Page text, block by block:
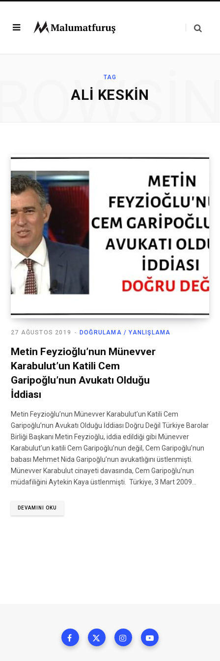
TAG
ALI KESKIN
DOĞRULAMA / YANLIŞLAMA
27 AĞUSTOS 2019
Metin Feyzioğlu’nun Münevver
Karabulut’un Katili Cem
Garipoğlu’nun Avukatı Olduğu
İddiası
Metin Feyzioğlu’nun Münevver Karabulut’un Katili Cem
Garipoğlu’nun Avukatı Olduğu İddiası Doğru Değil Türkiye Barolar
Birliği Başkanı Metin Feyzioğlu, iddia edildiği gibi Münevver
Karabulut’un katili Cem Garipoğlu’nun değil, Cem Garipoğlu’nun
babası Mehmet Nida Garipoğlu’nun avukatlığını üstlenmişti.
Münevver Karabulut cinayeti davasında, Cem Garipoğlu’nun
müdafiliğini Aytekin Kaya üstlenmişti. Türkiye, 3 Mart 2009…
DEVAMINI OKU